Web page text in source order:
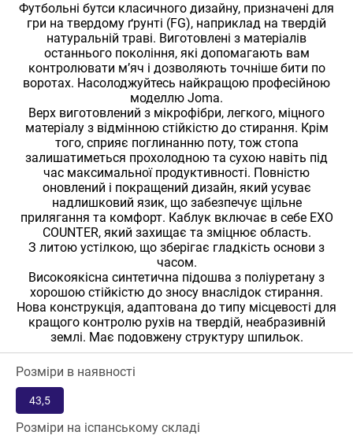
Футбольні бутси класичного дизайну, призначені для
гри на твердому ґрунті (FG), наприклад на твердій
натуральній траві. Виготовлені з матеріалів
останнього покоління, які допомагають вам
контролювати м’яч і дозволяють точніше бити по
воротах. Насолоджуйтесь найкращою професійною
моделлю Joma.
Верх виготовлений з мікрофібри, легкого, міцного
матеріалу з відмінною стійкістю до стирання. Крім
того, сприяє поглинанню поту, тож стопа
залишатиметься прохолодною та сухою навіть під
час максимальної продуктивності. Повністю
оновлений і покращений дизайн, який усуває
надлишковий язик, що забезпечує щільне
прилягання та комфорт. Каблук включає в себе EXO
COUNTER, який захищає та зміцнює область.
З литою устілкою, що зберігає гладкість основи з
часом.
Високоякісна синтетична підошва з поліуретану з
хорошою стійкістю до зносу внаслідок стирання.
Нова конструкція, адаптована до типу місцевості для
кращого контролю рухів на твердій, неабразивній
землі. Має подовжену структуру шпильок.
Розміри в наявності
43,5
Розміри на іспанському складі